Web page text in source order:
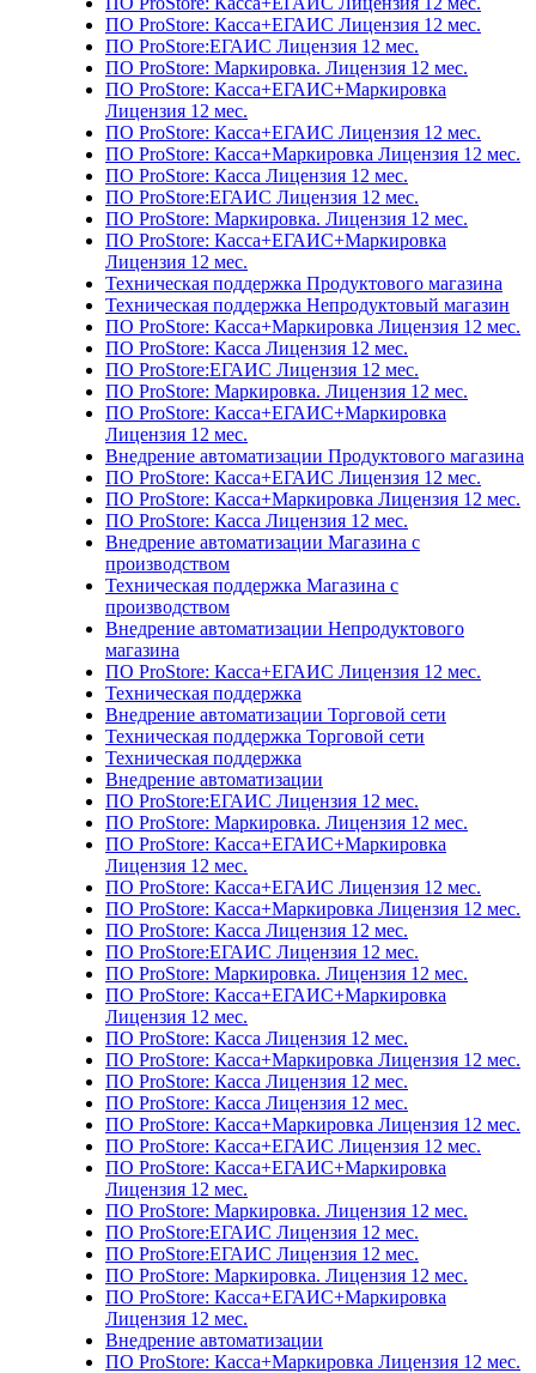
ПО ProStore: Касса+ЕГАИС Лицензия 12 мес.
ПО ProStore:ЕГАИС Лицензия 12 мес.
ПО ProStore: Маркировка. Лицензия 12 мес.
ПО ProStore: Касса+ЕГАИС+Маркировка
Лицензия 12 мес.
ПО ProStore: Касса+ЕГАИС Лицензия 12 мес.
ПО ProStore: Касса+Маркировка Лицензия 12 мес.
ПО ProStore: Касса Лицензия 12 мес.
ПО ProStore:ЕГАИС Лицензия 12 мес.
ПО ProStore: Маркировка. Лицензия 12 мес.
ПО ProStore: Касса+ЕГАИС+Маркировка
Лицензия 12 мес.
Техническая поддержка Продуктового магазина
Техническая поддержка Непродуктовый магазин
ПО ProStore: Касса+Маркировка Лицензия 12 мес.
ПО ProStore: Касса Лицензия 12 мес.
ПО ProStore:ЕГАИС Лицензия 12 мес.
ПО ProStore: Маркировка. Лицензия 12 мес.
ПО ProStore: Касса+ЕГАИС+Маркировка
Лицензия 12 мес.
Внедрение автоматизации Продуктового магазина
ПО ProStore: Касса+ЕГАИС Лицензия 12 мес.
ПО ProStore: Касса+Маркировка Лицензия 12 мес.
ПО ProStore: Касса Лицензия 12 мес.
Внедрение автоматизации Магазина с
производством
Техническая поддержка Магазина с
производством
Внедрение автоматизации Непродуктового
магазина
ПО ProStore: Касса+ЕГАИС Лицензия 12 мес.
Техническая поддержка
Внедрение автоматизации Торговой сети
Техническая поддержка Торговой сети
Техническая поддержка
Внедрение автоматизации
ПО ProStore:ЕГАИС Лицензия 12 мес.
ПО ProStore: Маркировка. Лицензия 12 мес.
ПО ProStore: Касса+ЕГАИС+Маркировка
Лицензия 12 мес.
ПО ProStore: Касса+ЕГАИС Лицензия 12 мес.
ПО ProStore: Касса+Маркировка Лицензия 12 мес.
ПО ProStore: Касса Лицензия 12 мес.
ПО ProStore:ЕГАИС Лицензия 12 мес.
ПО ProStore: Маркировка. Лицензия 12 мес.
ПО ProStore: Касса+ЕГАИС+Маркировка
Лицензия 12 мес.
ПО ProStore: Касса Лицензия 12 мес.
ПО ProStore: Касса+Маркировка Лицензия 12 мес.
ПО ProStore: Касса Лицензия 12 мес.
ПО ProStore: Касса Лицензия 12 мес.
ПО ProStore: Касса+Маркировка Лицензия 12 мес.
ПО ProStore: Касса+ЕГАИС Лицензия 12 мес.
ПО ProStore: Касса+ЕГАИС+Маркировка
Лицензия 12 мес.
ПО ProStore: Маркировка. Лицензия 12 мес.
ПО ProStore:ЕГАИС Лицензия 12 мес.
ПО ProStore:ЕГАИС Лицензия 12 мес.
ПО ProStore: Маркировка. Лицензия 12 мес.
ПО ProStore: Касса+ЕГАИС+Маркировка
Лицензия 12 мес.
Внедрение автоматизации
ПО ProStore: Касса+Маркировка Лицензия 12 мес.